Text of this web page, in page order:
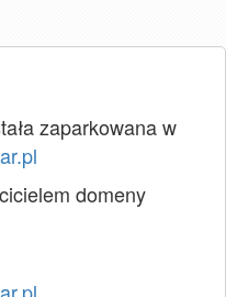
zaparkowana w
domeny